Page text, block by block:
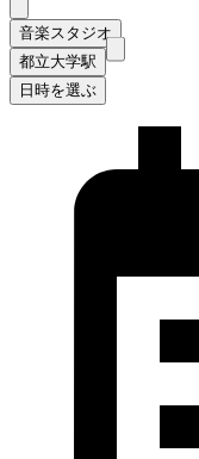
音楽スタジオ
都立大学駅
日時を選ぶ